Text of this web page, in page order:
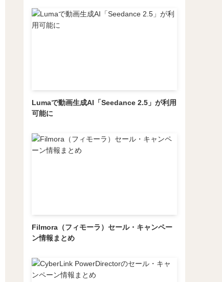
Lumaで動画生成AI「Seedance 2.5」が利用
可能に
Filmora（フィモーラ）セール・キャンペー
ン情報まとめ